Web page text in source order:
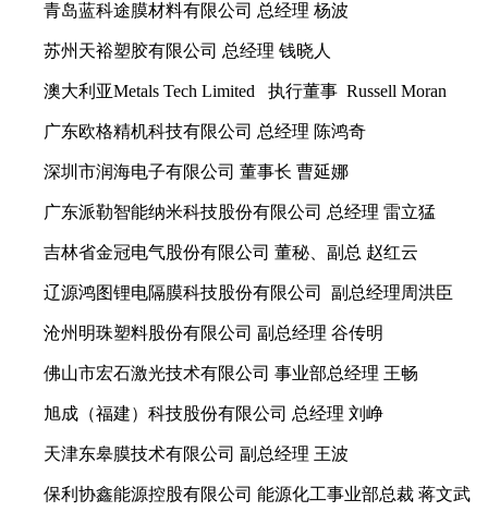
青岛蓝科途膜材料有限公司 总经理 杨波
苏州天裕塑胶有限公司 总经理 钱晓人
澳大利亚Metals Tech Limited 执行董事 Russell Moran
广东欧格精机科技有限公司 总经理 陈鸿奇
深圳市润海电子有限公司 董事长 曹延娜
广东派勒智能纳米科技股份有限公司 总经理 雷立猛
吉林省金冠电气股份有限公司 董秘、副总 赵红云
辽源鸿图锂电隔膜科技股份有限公司 副总经理周洪臣
沧州明珠塑料股份有限公司 副总经理 谷传明
佛山市宏石激光技术有限公司 事业部总经理 王畅
旭成（福建）科技股份有限公司 总经理 刘峥
天津东皋膜技术有限公司 副总经理 王波
保利协鑫能源控股有限公司 能源化工事业部总裁 蒋文武